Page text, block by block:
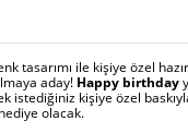
tasarımı ile kişiye özel
aday! Happy birthday
istediğiniz kişiye özel
olacak.